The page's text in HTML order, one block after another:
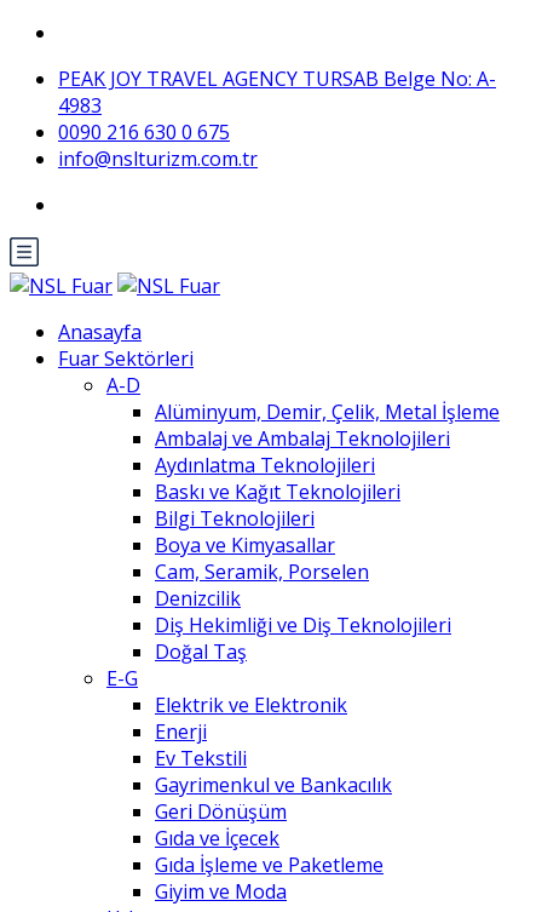
PEAK JOY TRAVEL AGENCY TURSAB Belge No: A-
4983
0090 216 630 0 675
info@nslturizm.com.tr
Anasayfa
Fuar Sektörleri
A-D
Alüminyum, Demir, Çelik, Metal İşleme
Ambalaj ve Ambalaj Teknolojileri
Aydınlatma Teknolojileri
Baskı ve Kağıt Teknolojileri
Bilgi Teknolojileri
Boya ve Kimyasallar
Cam, Seramik, Porselen
Denizcilik
Diş Hekimliği ve Diş Teknolojileri
Doğal Taş
E-G
Elektrik ve Elektronik
Enerji
Ev Tekstili
Gayrimenkul ve Bankacılık
Geri Dönüşüm
Gıda ve İçecek
Gıda İşleme ve Paketleme
Giyim ve Moda